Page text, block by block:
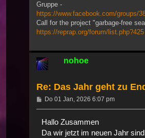
Gruppe -
https://www.facebook.com/groups/
Call for the project "garbage-free
https://reprap.org/forum/list.php?425
nohoe
Re: Das Jahr geht zu
Beitrag
Do 01 Jan, 2026 6:07 pm
Hallo Zusammen
Da wir jetzt im neuen Jahr